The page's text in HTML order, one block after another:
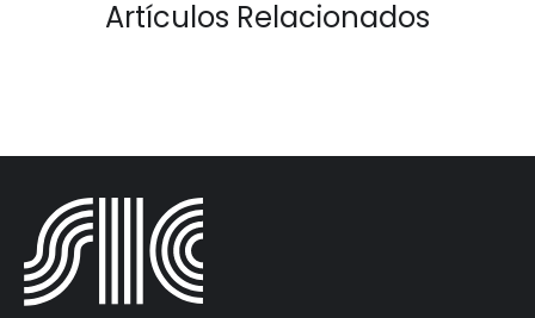
Artículos Relacionados